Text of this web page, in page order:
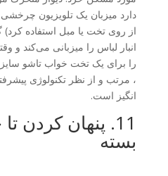
از روی تخت یا مبل استفاده
انبار لباس را میزبانی می‌کند و
را برای یک تخت خواب تاشو
، مرتب و از نظر تکنولوژی
انگیز است.
11. پنهان کردن
بسته